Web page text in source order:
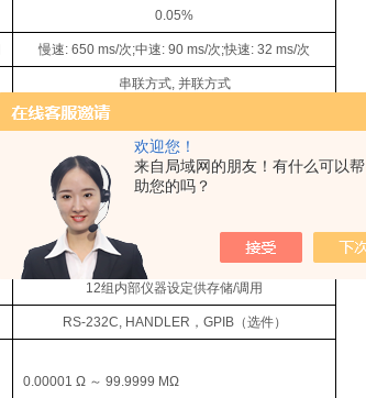
欢迎您！
来自局域网的朋友！有什么可以帮
助您的吗？
0.05%
慢速: 650 ms/次;中速: 90 ms/次;快速: 32 ms/次
串联方式, 并联方式
内部,手动,外部，总线
1-255
开路
四档：（三档合格，一档不合格），另有一个附属档
12组内部仪器设定供存储/调用
RS-232C, HANDLER ， GPIB（选件）
0.00001 Ω ～ 99.9999 MΩ